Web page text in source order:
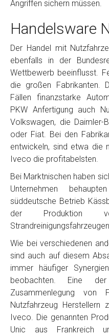
Angriffen sichern müssen.
Handelsware
Der Handel mit
ebenfalls in der
Wettbewerb beeinflusst.
die großen Fabrikanten.
Fällen finanzstarke
PKW Anfertigung auch
Volkswagen, die Daimler-
oder Fiat. Bei den
entwickeln, sind etwa die
Iveco die profitabelsten.
Bei Marktnischen haben
Unternehmen
süddeutsche Betrieb
der Produktion
Wie bei verschiedenen
sind auch auf diesem
immer häufiger
beobachten. Eine
Zusammenlegung von
Nutzfahrzeug Herstellern
Iveco. Die genannten
Unic aus Frankreich